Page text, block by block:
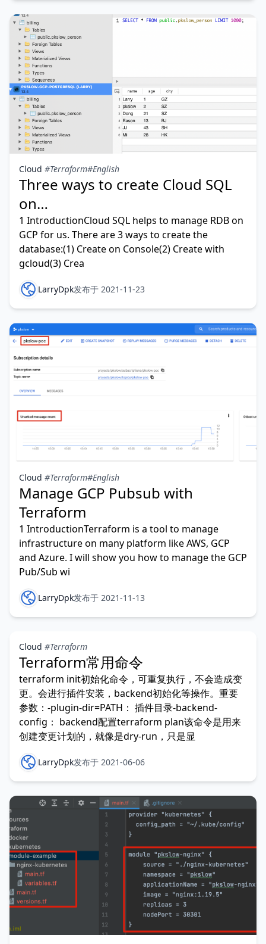
Cloud #Terraform#English
Three ways to create Cloud SQL
on
GCP(Console,gcloud,Terraform)
1 IntroductionCloud SQL helps to manage RDB on
GCP for us. There are 3 ways to create the
database:(1) Create on Console(2) Create with
gcloud(3) Crea
LarryDpk发布于 2021-11-23
Cloud #Terraform#English
Manage GCP Pubsub with
Terraform
1 IntroductionTerraform is a tool to manage
infrastructure on many platform like AWS, GCP
and Azure. I will show you how to manage the GCP
Pub/Sub wi
LarryDpk发布于 2021-11-13
Cloud #Terraform
Terraform常用命令
terraform init初始化命令，可重复执行，不会造成变
更。会进行插件安装，backend初始化等操作。重要
参数：-plugin-dir=PATH： 插件目录-backend-
config： backend配置terraform plan该命令是用来
创建变更计划的，就像是dry-run，只是显
LarryDpk发布于 2021-06-06